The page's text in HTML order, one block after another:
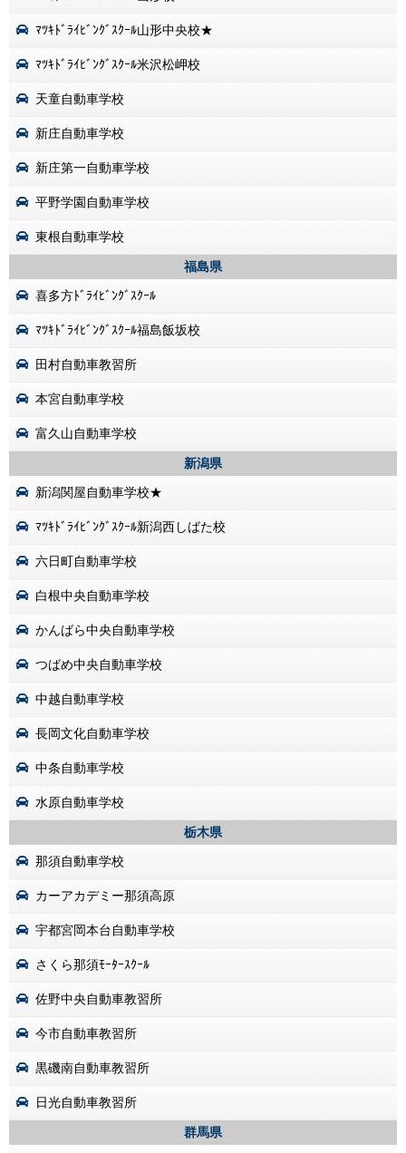
ﾏﾂｷﾄﾞﾗｲﾋﾞﾝｸﾞｽｸｰﾙ山形中央校★
ﾏﾂｷﾄﾞﾗｲﾋﾞﾝｸﾞｽｸｰﾙ米沢松岬校
天童自動車学校
新庄自動車学校
新庄第一自動車学校
平野学園自動車学校
東根自動車学校
福島県
喜多方ﾄﾞﾗｲﾋﾞﾝｸﾞｽｸｰﾙ
ﾏﾂｷﾄﾞﾗｲﾋﾞﾝｸﾞｽｸｰﾙ福島飯坂校
田村自動車教習所
本宮自動車学校
富久山自動車学校
新潟県
新潟関屋自動車学校★
ﾏﾂｷﾄﾞﾗｲﾋﾞﾝｸﾞｽｸｰﾙ新潟西しばた校
六日町自動車学校
白根中央自動車学校
かんばら中央自動車学校
つばめ中央自動車学校
中越自動車学校
長岡文化自動車学校
中条自動車学校
水原自動車学校
栃木県
那須自動車学校
カーアカデミー那須高原
宇都宮岡本台自動車学校
さくら那須ﾓｰﾀｰｽｸｰﾙ
佐野中央自動車教習所
今市自動車教習所
黒磯南自動車教習所
日光自動車教習所
群馬県